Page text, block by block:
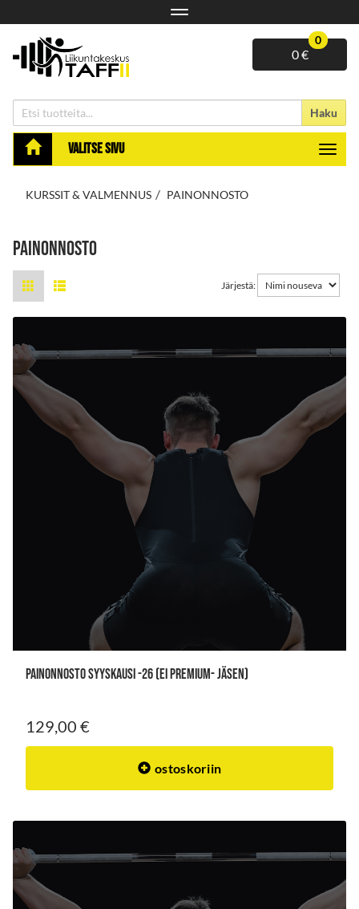
Navigaatio
0 €
0
Haku
Valitse sivu
KURSSIT & VALMENNUS PAINONNOSTO
PAINONNOSTO
Järjestä:
PAINONNOSTO SYYSKAUSI -26 (ei premium- jäsen)
129,00 €
ostoskoriin